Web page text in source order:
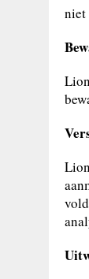
niet